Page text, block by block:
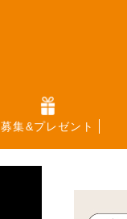
募集&プレゼント